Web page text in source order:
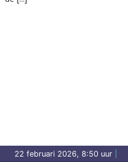
22 februari 2026, 8:50 uur